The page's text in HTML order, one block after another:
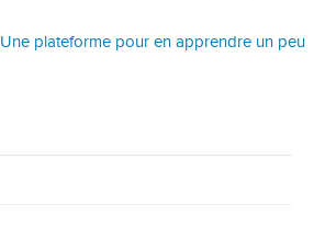
Une plateforme pour en apprendre un peu